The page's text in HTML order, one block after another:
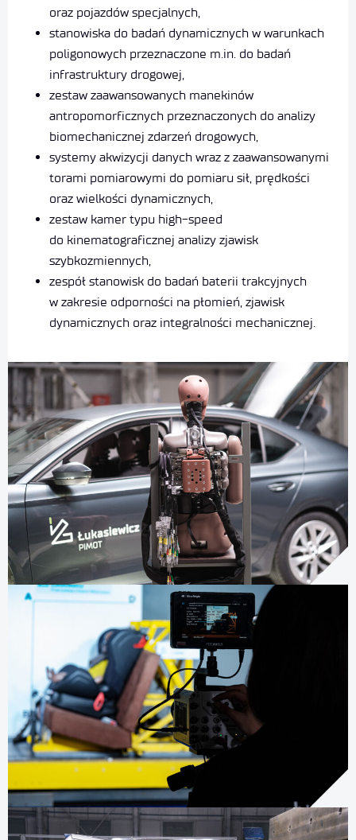
oraz pojazdów specjalnych,
stanowiska do badań dynamicznych w warunkach
poligonowych przeznaczone m.in. do badań
infrastruktury drogowej,
zestaw zaawansowanych manekinów
antropomorficznych przeznaczonych do analizy
biomechanicznej zdarzeń drogowych,
systemy akwizycji danych wraz z zaawansowanymi
torami pomiarowymi do pomiaru sił, prędkości
oraz wielkości dynamicznych,
zestaw kamer typu high-speed
do kinematograficznej analizy zjawisk
szybkozmiennych,
zespół stanowisk do badań baterii trakcyjnych
w zakresie odporności na płomień, zjawisk
dynamicznych oraz integralności mechanicznej.